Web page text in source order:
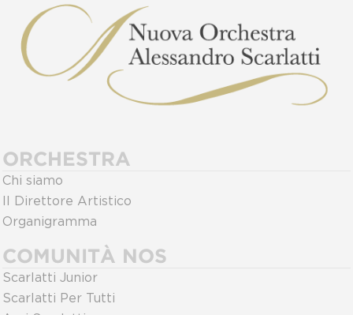
ORCHESTRA
Chi siamo
Il Direttore Artistico
Organigramma
COMUNITÀ NOS
Scarlatti Junior
Scarlatti Per Tutti